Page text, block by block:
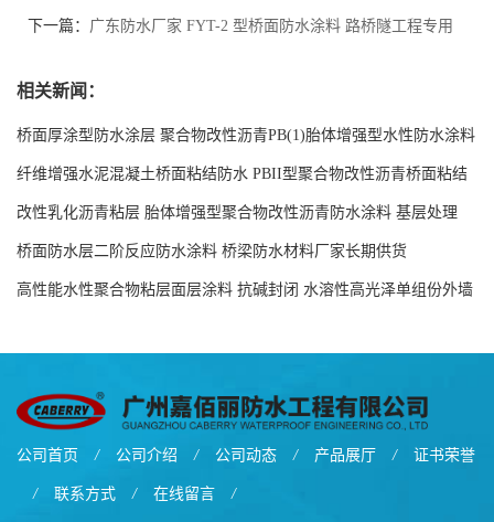
涂料 符合公路桥梁防水施工规范
下一篇： 广东防水厂家 FYT-2 型桥面防水涂料 路桥隧工程专用
相关新闻：
桥面厚涂型防水涂层 聚合物改性沥青PB(1)胎体增强型水性防水涂料
现货工厂
纤维增强水泥混凝土桥面粘结防水 PBII型聚合物改性沥青桥面粘结
防水涂料源头工厂
改性乳化沥青粘层 胎体增强型聚合物改性沥青防水涂料 基层处理
剂-双层双组份环氧树脂解说
桥面防水层二阶反应防水涂料 桥梁防水材料厂家长期供货
高性能水性聚合物粘层面层涂料 抗碱封闭 水溶性高光泽单组份外墙
公司首页 / 公司介绍 / 公司动态 / 产品展厅 / 证书荣誉
/ 联系方式 / 在线留言 /